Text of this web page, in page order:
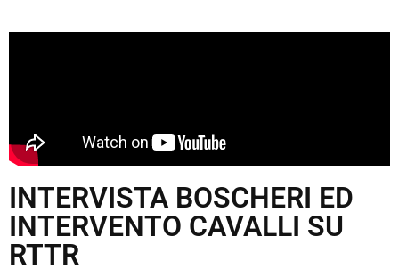
INTERVISTA BOSCHERI ED
INTERVENTO CAVALLI SU
RTTR